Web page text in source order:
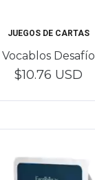
JUEGOS DE CARTAS
Vocablos Desafío
$10.76 USD